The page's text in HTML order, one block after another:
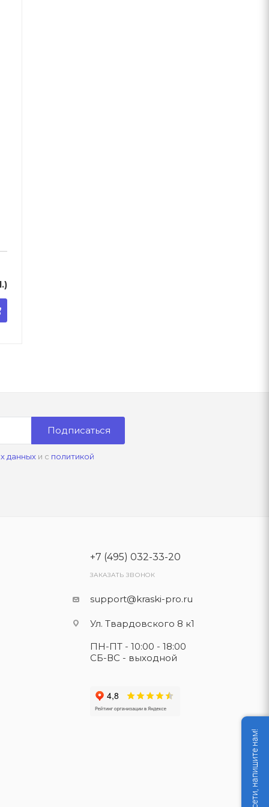
Подписаться
данныхи с политикой
+7 (495) 032-33-20
ЗАКАЗАТЬ ЗВОНОК
support@kraski-pro.ru
Ул. Твардовского 8 к1
ПН-ПТ - 10:00 - 18:00
СБ-ВС - выходной
Мы не в сети, напишите нам!